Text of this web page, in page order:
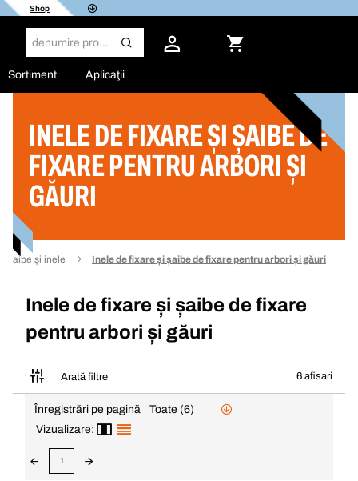
Shop
Sortiment Aplicaţii
INELE DE FIXARE ȘI ȘAIBE DE
FIXARE PENTRU ARBORI ȘI
GĂURI
Șaibe și inele Inele de fixare și șaibe de fixare pentru arbori și găuri
Inele de fixare și șaibe de fixare
pentru arbori și găuri
Arată filtre 6 afisari
Filtru
Înregistrări pe pagină
Toate (6)
Vizualizare:
1